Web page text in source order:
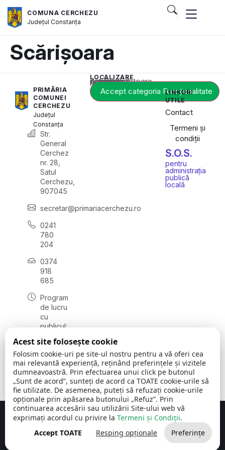
COMUNA CERCHEZU
JudețulConstanța
Scărișoara
PRIMĂRIA
COMUNEI
CERCHEZU
Județul
Constanța
Str.
General
Cerchez
nr. 28,
Satul
Cerchezu,
907045
secretar@primariacerchezu.ro
0241
780
204
0374
918
685
Program
de lucru
cu
publicul:
08:00 -
16:30
, vineri:
08:00 -
14:00
LOCALIZARE
Acest conținut este blocat până când acceptați categoria corespunzătoare de cookie-uri.
Accept categoria Funcționalitate
LINKURI
UTILE
Contact
Termeni și
condiții
S.O.S.
pentru
administrația
publică
locală
Comuna Cerchezu © 2026Toate drepturile rezervate
Concept realizat de Big Media Relații Publice SRL
Acest site folosește cookie
Folosim cookie-uri pe site-ul nostru pentru a vă oferi cea
mai relevantă experiență, reținând preferințele și vizitele
dumneavoastră. Prin efectuarea unui click pe butonul
„Sunt de acord”, sunteți de acord ca TOATE cookie-urile să
fie utilizate. De asemenea, puteți să refuzați cookie-urile
opționale prin apăsarea butonului „Refuz”. Prin
continuarea accesării sau utilizării Site-ului web vă
exprimați acordul cu privire la Termeni și Condiții.
Accept TOATE
Resping opționale Preferințe